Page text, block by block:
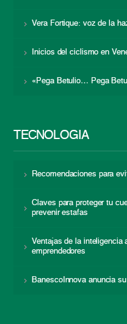
Vera Fortique: voz de la
Inicios del ciclismo en
«Pega Betulio… Pega
TECNOLOGÍA
Recomendaciones para
Claves para proteger tu
prevenir estafas
Ventajas de la inteligencia
emprendedores
BanescoInnova anuncia